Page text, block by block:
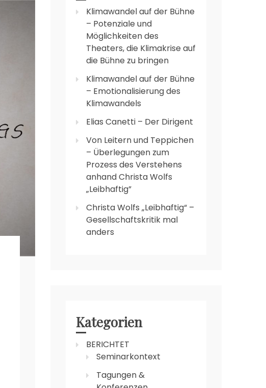
Klimawandel auf der Bühne
– Potenziale und
Möglichkeiten des
Theaters, die Klimakrise auf
die Bühne zu bringen
Klimawandel auf der Bühne
– Emotionalisierung des
Klimawandels
Elias Canetti – Der Dirigent
Von Leitern und Teppichen
– Überlegungen zum
Prozess des Verstehens
anhand Christa Wolfs
„Leibhaftig”
Christa Wolfs „Leibhaftig“ –
Gesellschaftskritik mal
anders
Kategorien
BERICHTET
Seminarkontext
Tagungen &